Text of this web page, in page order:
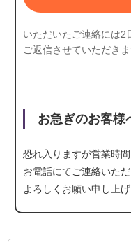
いただいたご連絡には2
ご返信させていただき
お急ぎのお客様
恐れ入りますが営業時
お電話にてご連絡いた
よろしくお願い申し上